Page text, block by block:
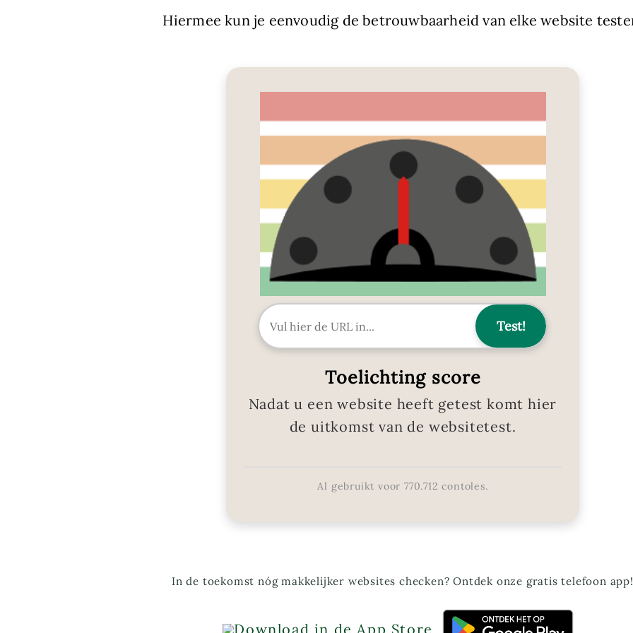
Hiermee kun je eenvoudig de betrouwbaarheid van elke website
Toelichting score
Nadat u een website heeft getest komt hier
de uitkomst van de websitetest.
Al gebruikt voor 770.712 contoles.
In de toekomst nóg makkelijker websites checken? Ontdek onze gratis telefoon app!